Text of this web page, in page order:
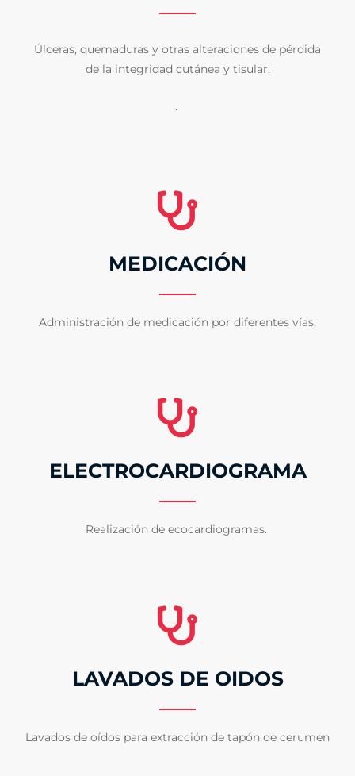
Úlceras, quemaduras y otras alteraciones de pérdida
de la integridad cutánea y tisular.
.
MEDICACIÓN
Administración de medicación por diferentes vías.
ELECTROCARDIOGRAMA
Realización de ecocardiogramas.
LAVADOS DE OIDOS
Lavados de oídos para extracción de tapón de cerumen